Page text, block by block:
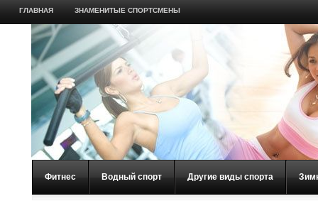
ГЛАВНАЯ ЗНАМЕНИТЫЕ СПОРТСМЕНЫ
Фитнес Водный спорт Другие виды спорта